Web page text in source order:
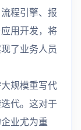
程引擎、报
用开发，将
了业务人员
规模重写代
代。这对于
业尤为重